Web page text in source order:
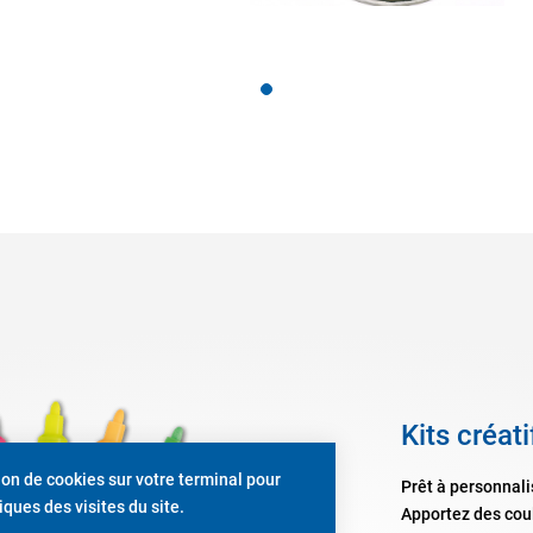
Kits
Prêt à
Apportez des
de cookies sur votre terminal pour
des visites du site.